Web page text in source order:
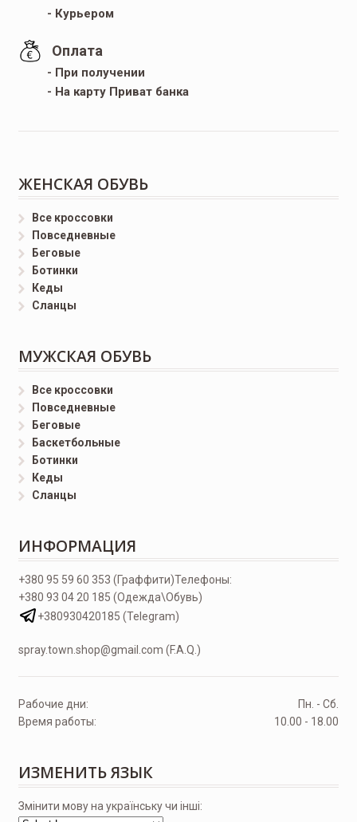
- Курьером
Оплата
- При получении
- На карту Приват банка
ЖЕНСКАЯ ОБУВЬ
Все кроссовки
Повседневные
Беговые
Ботинки
Кеды
Сланцы
МУЖСКАЯ ОБУВЬ
Все кроссовки
Повседневные
Беговые
Баскетбольные
Ботинки
Кеды
Сланцы
ИНФОРМАЦИЯ
Телефоны:
+380 95 59 60 353 (Граффити)
+380 93 04 20 185 (Одежда\Обувь)
+380930420185 (Telegram)
spray.town.shop@gmail.com (F.A.Q.)
Рабочие дни:
Пн. - Сб.
Время работы:
10.00 - 18.00
ИЗМЕНИТЬ ЯЗЫК
Змінити мову на українську чи інші: